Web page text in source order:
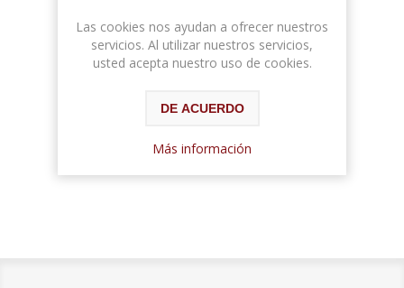
12,70 € con IVA
Las cookies nos ayudan a ofrecer nuestros
servicios. Al utilizar nuestros servicios,
usted acepta nuestro uso de cookies.
DE ACUERDO
Más información